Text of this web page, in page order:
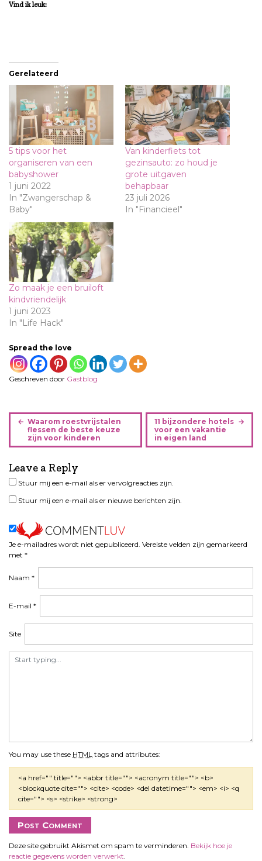
Vind ik leuk:
Gerelateerd
5 tips voor het
organiseren van een
babyshower
1 juni 2022
In "Zwangerschap &
Baby"
Van kinderfiets tot
gezinsauto: zo houd je
grote uitgaven
behapbaar
23 juli 2026
In "Financieel"
Zo maak je een bruiloft
kindvriendelijk
1 juni 2023
In "Life Hack"
Spread the love
Geschreven door Gastblog
B
r
c
h
t
v
i
g
a
e
Waarom roestvrijstalen
flessen de beste keuze
zijn voor kinderen
11 bijzondere hotels
voor een vakantie
in eigen land
Leave a Reply
Je e-mailadres wordt niet gepubliceerd. Vereiste velden zijn gemarkeerd
met *
You may use these HTML tags and attributes:
<a href="" title=""> <abbr title=""> <acronym title=""> <b>
<blockquote cite=""> <cite> <code> <del datetime=""> <em> <i> <q
cite=""> <s> <strike> <strong>
Naam *
E-mail *
Site
Stuur mij een e-mail als er vervolgreacties zijn.
Stuur mij een e-mail als er nieuwe berichten zijn.
Deze site gebruikt Akismet om spam te verminderen. Bekijk hoe je
reactie gegevens worden verwerkt